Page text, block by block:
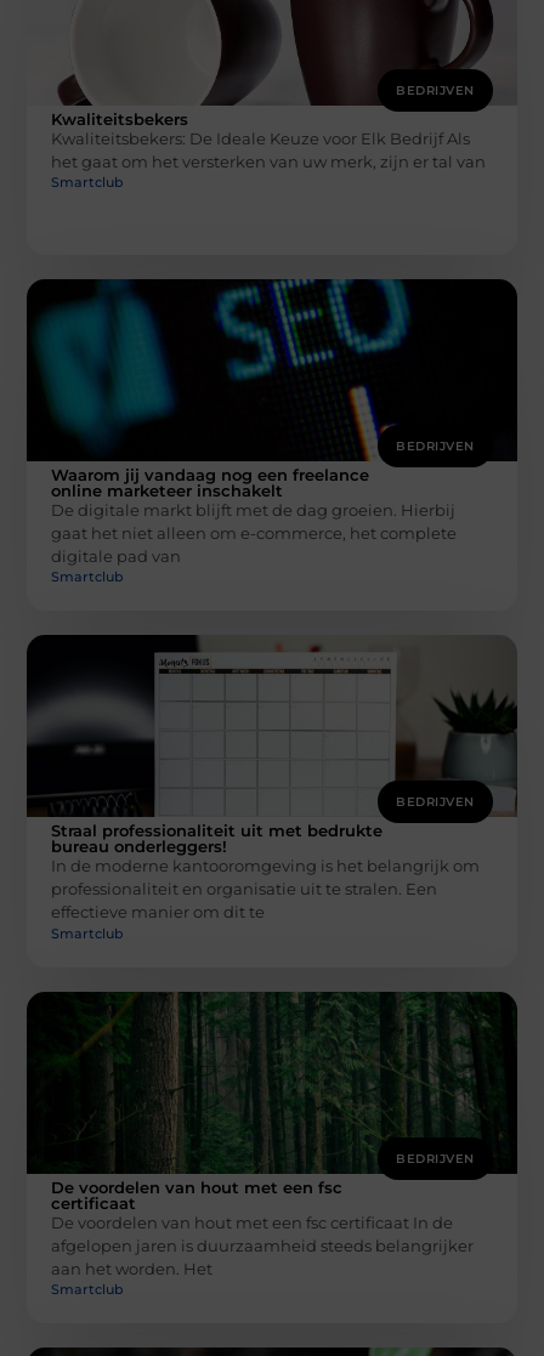
BEDRIJVEN
Kwaliteitsbekers
Kwaliteitsbekers: De Ideale Keuze voor Elk Bedrijf Als
het gaat om het versterken van uw merk, zijn er tal van
Smartclub
BEDRIJVEN
Waarom jij vandaag nog een freelance
online marketeer inschakelt
De digitale markt blijft met de dag groeien. Hierbij
gaat het niet alleen om e-commerce, het complete
digitale pad van
Smartclub
BEDRIJVEN
Straal professionaliteit uit met bedrukte
bureau onderleggers!
In de moderne kantooromgeving is het belangrijk om
professionaliteit en organisatie uit te stralen. Een
effectieve manier om dit te
Smartclub
BEDRIJVEN
De voordelen van hout met een fsc
certificaat
De voordelen van hout met een fsc certificaat In de
afgelopen jaren is duurzaamheid steeds belangrijker
aan het worden. Het
Smartclub